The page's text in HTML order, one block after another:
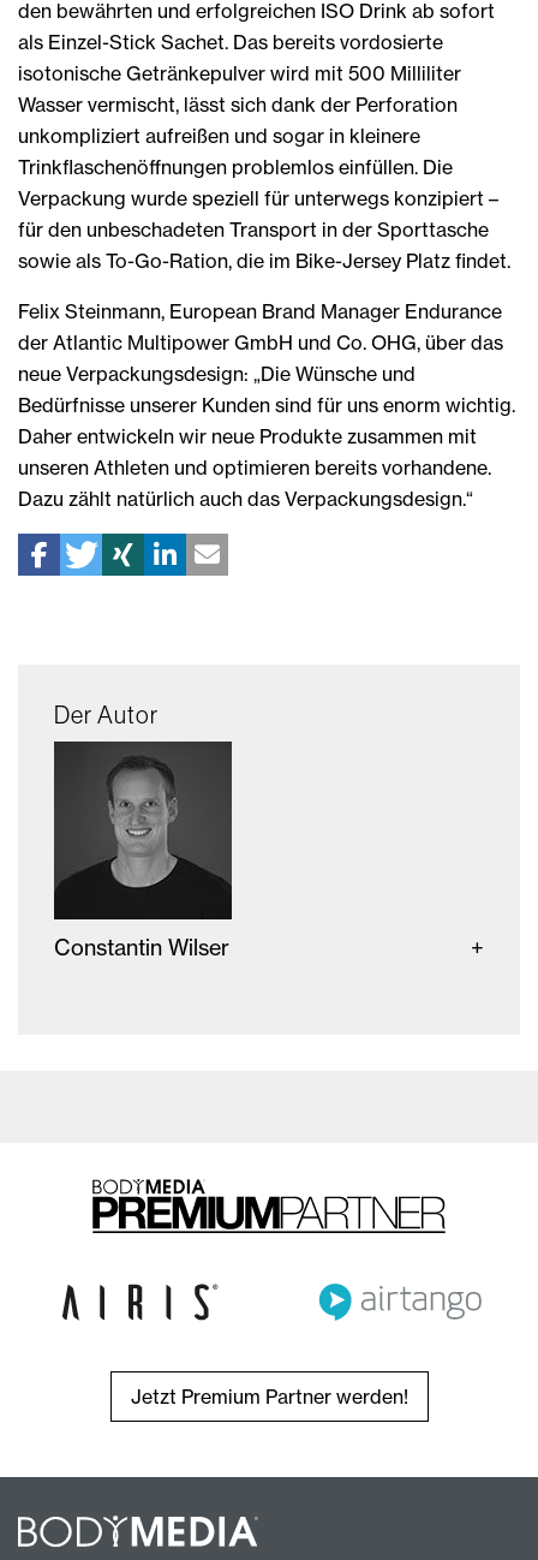
den bewährten und erfolgreichen ISO Drink ab sofort
als Einzel-Stick Sachet. Das bereits vordosierte
isotonische Getränkepulver wird mit 500 Milliliter
Wasser vermischt, lässt sich dank der Perforation
unkompliziert aufreißen und sogar in kleinere
Trinkflaschenöffnungen problemlos einfüllen. Die
Verpackung wurde speziell für unterwegs konzipiert –
für den unbeschadeten Transport in der Sporttasche
sowie als To-Go-Ration, die im Bike-Jersey Platz findet.
Felix Steinmann, European Brand Manager Endurance
der Atlantic Multipower GmbH und Co. OHG, über das
neue Verpackungsdesign: „Die Wünsche und
Bedürfnisse unserer Kunden sind für uns enorm wichtig.
Daher entwickeln wir neue Produkte zusammen mit
unseren Athleten und optimieren bereits vorhandene.
Dazu zählt natürlich auch das Verpackungsdesign.“
Der Autor
Constantin Wilser
Jetzt Premium Partner werden!